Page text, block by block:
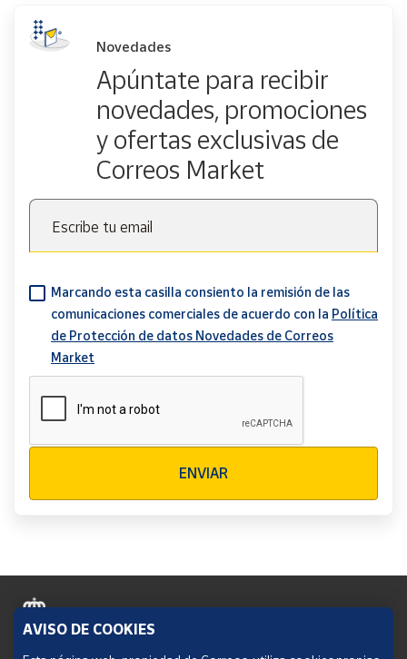
Novedades
Apúntate para recibir
novedades, promociones
y ofertas exclusivas de
Correos Market
Escribe tu email
Marcando esta casilla consiento la remisión de las
comunicaciones comerciales de acuerdo con la Política
de Protección de datos Novedades de Correos
Market
ENVIAR
Política de cookies
AVISO DE COOKIES